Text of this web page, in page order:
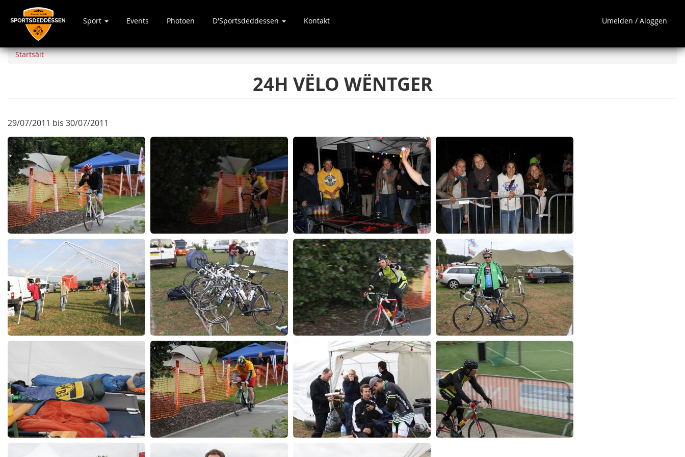
zum
Inhalt
Sport Events Photoen D'Sportsdeddessen Kontakt Umelden / Aloggen
Startsäit
24H VËLO WËNTGER
29/07/2011 bis 30/07/2011